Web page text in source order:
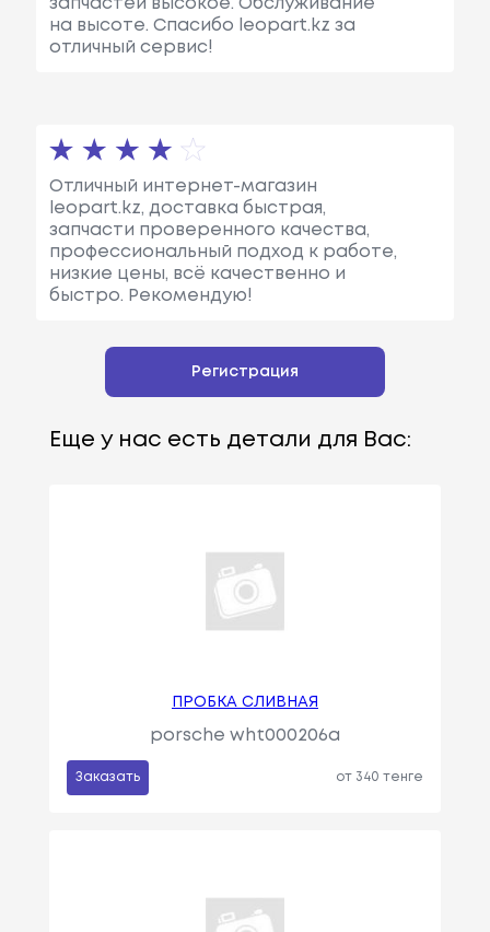
запчастей высокое. Обслуживание
на высоте. Спасибо leopart.kz за
отличный сервис!
Отличный интернет-магазин
leopart.kz, доставка быстрая,
запчасти проверенного качества,
профессиональный подход к работе,
низкие цены, всё качественно и
быстро. Рекомендую!
Регистрация
Еще у нас есть детали для Вас:
ПРОБКА СЛИВНАЯ
porsche wht000206a
Заказать от 340 тенге